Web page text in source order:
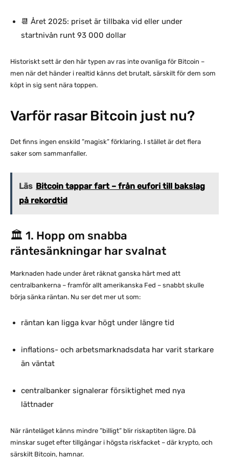
📆 Året 2025: priset är tillbaka vid eller under
startnivån runt 93 000 dollar
Historiskt sett är den här typen av ras inte ovanliga för Bitcoin –
men när det händer i realtid känns det brutalt, särskilt för dem som
köpt in sig sent nära toppen.
Varför rasar Bitcoin just nu?
Det finns ingen enskild ”magisk” förklaring. I stället är det flera
saker som sammanfaller.
Läs Bitcoin tappar fart – från eufori till bakslag
på rekordtid
🏛️ 1. Hopp om snabba
räntesänkningar har svalnat
Marknaden hade under året räknat ganska hårt med att
centralbankerna – framför allt amerikanska Fed – snabbt skulle
börja sänka räntan. Nu ser det mer ut som:
räntan kan ligga kvar högt under längre tid
inflations- och arbetsmarknadsdata har varit starkare
än väntat
centralbanker signalerar försiktighet med nya
lättnader
När ränteläget känns mindre ”billigt” blir riskaptiten lägre. Då
minskar suget efter tillgångar i högsta riskfacket – där krypto, och
särskilt Bitcoin, hamnar.